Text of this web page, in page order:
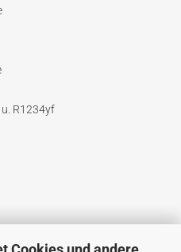
R1234yf